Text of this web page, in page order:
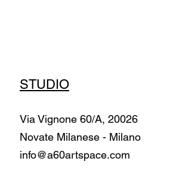
STUDIO
Via Vignone 60/A, 20026
Novate Milanese - Milano
info@a60artspace.com